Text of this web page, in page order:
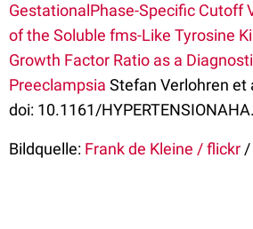
GestationalPhase-Specific Cutoff
of the Soluble fms-Like Tyrosine
Growth Factor Ratio as a
Preeclampsia Stefan Verlohren et
doi: 10.1161/​
Bildquelle: Frank de Kleine / flickr /